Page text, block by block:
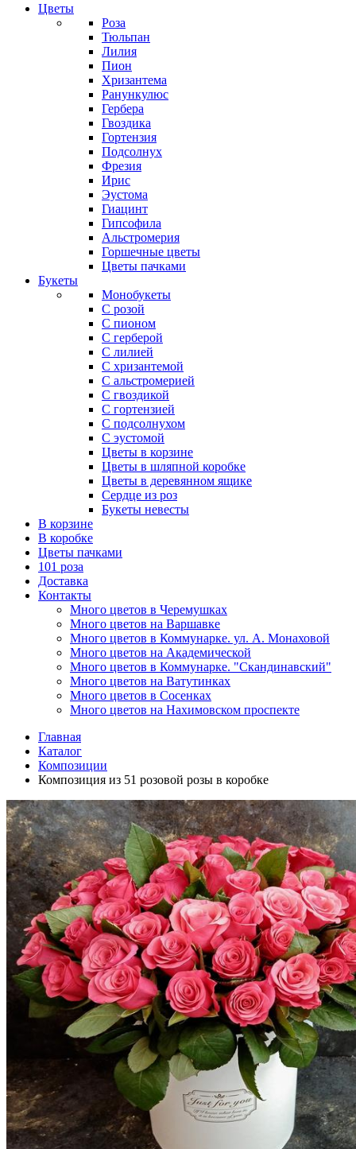
Цветы
Роза
Тюльпан
Лилия
Пион
Хризантема
Ранункулюс
Гербера
Гвоздика
Гортензия
Подсолнух
Фрезия
Ирис
Эустома
Гиацинт
Гипсофила
Альстромерия
Горшечные цветы
Цветы пачками
Букеты
Монобукеты
С розой
С пионом
С герберой
С лилией
С хризантемой
С альстромерией
С гвоздикой
С гортензией
С подсолнухом
С эустомой
Цветы в корзине
Цветы в шляпной коробке
Цветы в деревянном ящике
Сердце из роз
Букеты невесты
В корзине
В коробке
Цветы пачками
101 роза
Доставка
Контакты
Много цветов в Черемушках
Много цветов на Варшавке
Много цветов в Коммунарке. ул. А. Монаховой
Много цветов на Академической
Много цветов в Коммунарке. "Скандинавский"
Много цветов на Ватутинках
Много цветов в Сосенках
Много цветов на Нахимовском проспекте
Главная
Каталог
Композиции
Композиция из 51 розовой розы в коробке